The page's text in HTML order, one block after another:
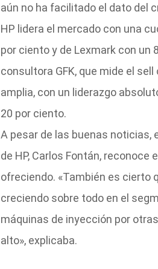
aún no ha facilitado el dato del
HP lidera el mercado con una
por ciento y de Lexmark con un
consultora GFK, que mide el
amplia, con un liderazgo
20 por ciento.
A pesar de las buenas noticias,
de HP, Carlos Fontán,
ofreciendo. «También es cierto
creciendo sobre todo en el
máquinas de inyección por
alto», explicaba.